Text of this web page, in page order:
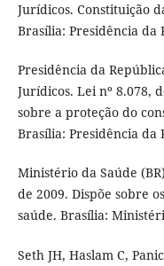
Jurídicos. Constituição
Brasília: Presidência da
Presidência da
Jurídicos. Lei nº 8.078,
sobre a proteção do
Brasília: Presidência da
Ministério da Saúde
de 2009. Dispõe sobre
saúde. Brasília:
Seth JH, Haslam C,